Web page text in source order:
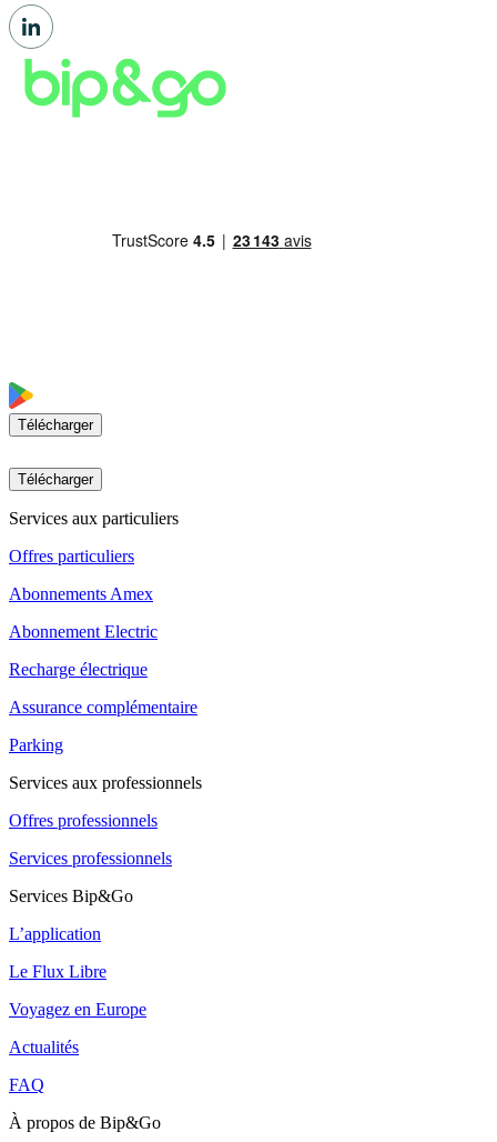
Télécharger
Télécharger
Services aux particuliers
Offres particuliers
Abonnements Amex
Abonnement Electric
Recharge électrique
Assurance complémentaire
Parking
Services aux professionnels
Offres professionnels
Services professionnels
Services Bip&Go
L’application
Le Flux Libre
Voyagez en Europe
Actualités
FAQ
À propos de Bip&Go